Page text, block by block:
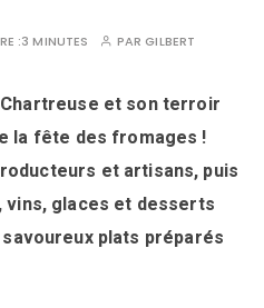
:3 MINUTES PARGILBERT
et son terroir
la fête des fromages !
et artisans, puis
glaces et desserts
plats préparés